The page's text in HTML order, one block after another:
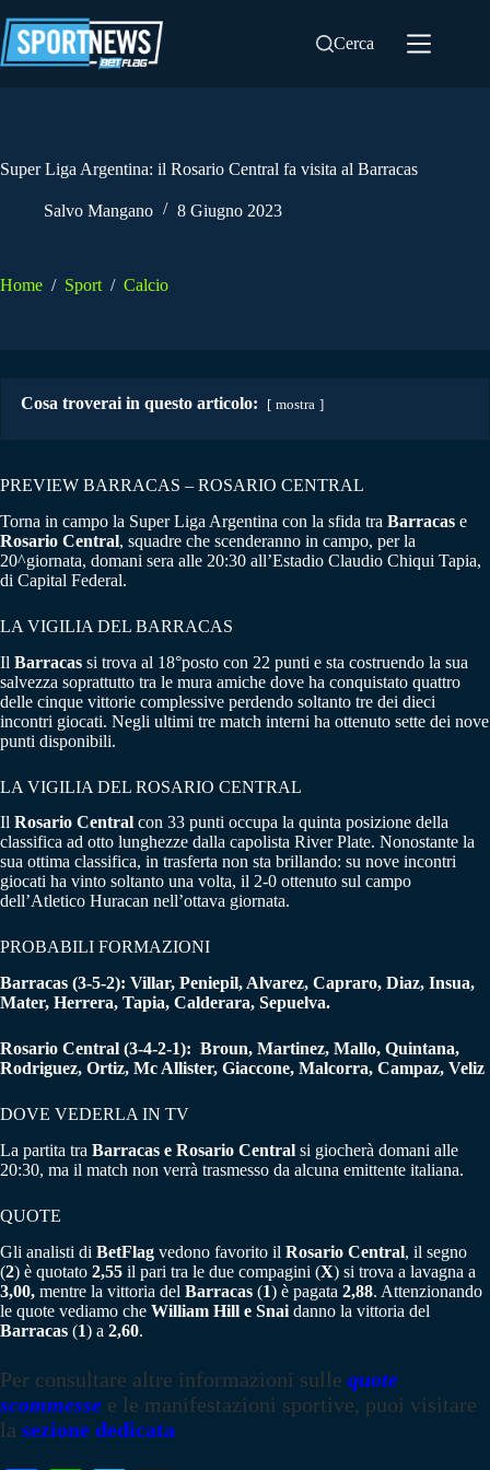
al
contenuto
Cerca
Super Liga Argentina: il Rosario Central fa visita al Barracas
Salvo Mangano 8 Giugno 2023
Home / Sport / Calcio
Cosa troverai in questo articolo: mostra
PREVIEW BARRACAS – ROSARIO CENTRAL
Torna in campo la Super Liga Argentina con la sfida tra Barracas e
Rosario Central, squadre che scenderanno in campo, per la
20^giornata, domani sera alle 20:30 all’Estadio Claudio Chiqui Tapia,
di Capital Federal.
LA VIGILIA DEL BARRACAS
Il Barracas si trova al 18°posto con 22 punti e sta costruendo la sua
salvezza soprattutto tra le mura amiche dove ha conquistato quattro
delle cinque vittorie complessive perdendo soltanto tre dei dieci
incontri giocati. Negli ultimi tre match interni ha ottenuto sette dei nove
punti disponibili.
LA VIGILIA DEL ROSARIO CENTRAL
Il Rosario Central con 33 punti occupa la quinta posizione della
classifica ad otto lunghezze dalla capolista River Plate. Nonostante la
sua ottima classifica, in trasferta non sta brillando: su nove incontri
giocati ha vinto soltanto una volta, il 2-0 ottenuto sul campo
dell’Atletico Huracan nell’ottava giornata.
PROBABILI FORMAZIONI
Barracas (3-5-2): Villar, Peniepil, Alvarez, Capraro, Diaz, Insua,
Mater, Herrera, Tapia, Calderara, Sepuelva.
Rosario Central (3-4-2-1): Broun, Martinez, Mallo, Quintana,
Rodriguez, Ortiz, Mc Allister, Giaccone, Malcorra, Campaz, Veliz
DOVE VEDERLA IN TV
La partita tra Barracas e Rosario Central si giocherà domani alle
20:30, ma il match non verrà trasmesso da alcuna emittente italiana.
QUOTE
Gli analisti di BetFlag vedono favorito il Rosario Central, il segno
(2) è quotato 2,55 il pari tra le due compagini (X) si trova a lavagna a
3,00, mentre la vittoria del Barracas (1) è pagata 2,88. Attenzionando
le quote vediamo che William Hill e Snai danno la vittoria del
Barracas (1) a 2,60.
Per consultare altre informazioni sulle quote
scommesse e le manifestazioni sportive, puoi visitare
la sezione dedicata